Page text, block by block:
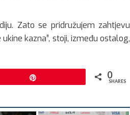
Zato se pridružujem zahtjevu
kazna”, stoji, između ostalog,
0
SHARES